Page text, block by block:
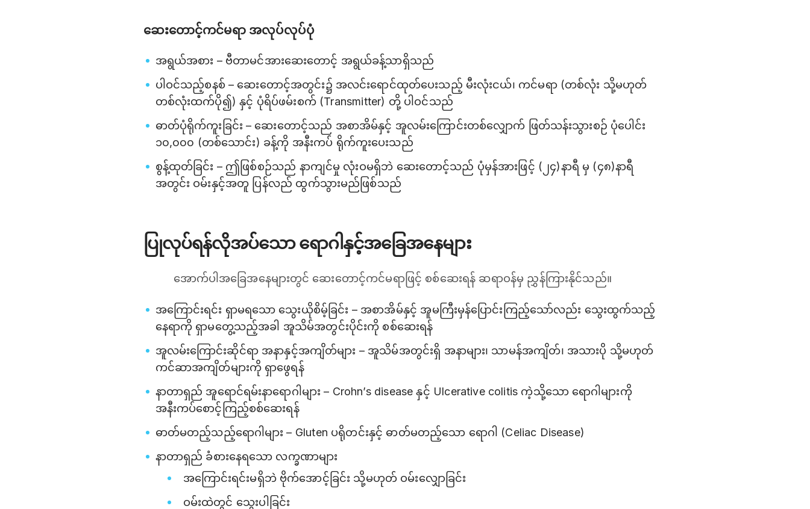
ဆေးတောင့်ကင်မရာ အလုပ်လုပ်ပုံ
အရွယ်အစား – ဗီတာမင်အားဆေးတောင့် အရွယ်ခန့်သာရှိသည်
ပါဝင်သည့်စနစ် – ဆေးတောင့်အတွင်း၌ အလင်းရောင်ထုတ်ပေးသည့် မီးလုံးငယ်၊ ကင်မရာ (တစ်လုံး သို့မဟုတ်
တစ်လုံးထက်ပို၍) နှင့် ပုံရိပ်ဖမ်းစက် (Transmitter) တို့ ပါဝင်သည်
ဓာတ်ပုံရိုက်ကူးခြင်း – ဆေးတောင့်သည် အစာအိမ်နှင့် အူလမ်းကြောင်းတစ်လျှောက် ဖြတ်သန်းသွားစဉ် ပုံပေါင်း
၁၀,၀၀၀ (တစ်သောင်း) ခန့်ကို အနီးကပ် ရိုက်ကူးပေးသည်
စွန့်ထုတ်ခြင်း – ဤဖြစ်စဉ်သည် နာကျင်မှု လုံးဝမရှိဘဲ ဆေးတောင့်သည် ပုံမှန်အားဖြင့် (၂၄)နာရီ မှ (၄၈)နာရီ
အတွင်း ဝမ်းနှင့်အတူ ပြန်လည် ထွက်သွားမည်ဖြစ်သည်
ပြုလုပ်ရန်လိုအပ်သော ရောဂါနှင့်အခြေအနေများ
အောက်ပါအခြေအနေများတွင် ဆေးတောင့်ကင်မရာဖြင့် စစ်ဆေးရန် ဆရာဝန်မှ ညွှန်ကြားနိုင်သည်။
အကြောင်းရင်း ရှာမရသော သွေးယိုစိမ့်ခြင်း – အစာအိမ်နှင့် အူမကြီးမှန်ပြောင်းကြည့်သော်လည်း သွေးထွက်သည့်
နေရာကို ရှာမတွေ့သည့်အခါ အူသိမ်အတွင်းပိုင်းကို စစ်ဆေးရန်
အူလမ်းကြောင်းဆိုင်ရာ အနာနှင့်အကျိတ်များ – အူသိမ်အတွင်းရှိ အနာများ၊ သာမန်အကျိတ်၊ အသားပို သို့မဟုတ်
ကင်ဆာအကျိတ်များကို ရှာဖွေရန်
နာတာရှည် အူရောင်ရမ်းနာရောဂါများ – Crohn’s disease နှင့် Ulcerative colitis ကဲ့သို့သော ရောဂါများကို
အနီးကပ်စောင့်ကြည့်စစ်ဆေးရန်
ဓာတ်မတည့်သည့်ရောဂါများ – Gluten ပရိုတင်းနှင့် ဓာတ်မတည့်သော ရောဂါ (Celiac Disease)
နာတာရှည် ခံစားနေရသော လက္ခဏာများ
အကြောင်းရင်းမရှိဘဲ ဗိုက်အောင့်ခြင်း သို့မဟုတ် ဝမ်းလျှောခြင်း
ဝမ်းထဲတွင် သွေးပါခြင်း